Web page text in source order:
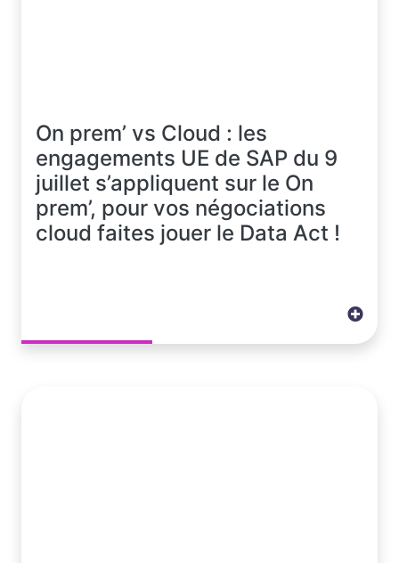
On prem’ vs Cloud : les
engagements UE de SAP du 9
juillet s’appliquent sur le On
prem’, pour vos négociations
cloud faites jouer le Data Act !